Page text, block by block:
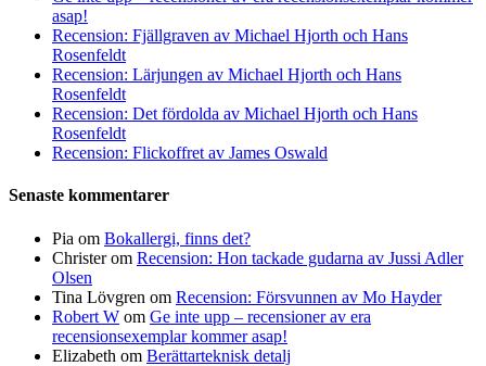
asap!
Recension: Fjällgraven av Michael Hjorth och Hans
Rosenfeldt
Recension: Lärjungen av Michael Hjorth och Hans
Rosenfeldt
Recension: Det fördolda av Michael Hjorth och Hans
Rosenfeldt
Recension: Flickoffret av James Oswald
Senaste kommentarer
Pia om Bokallergi, finns det?
Christerom Recension: Hon tackade gudarna av Jussi Adler
Olsen
Tina Lövgren om Recension: Försvunnen av Mo Hayder
Robert W om Ge inte upp – recensioner av era
recensionsexemplar kommer asap!
Elizabeth om Berättarteknisk detalj